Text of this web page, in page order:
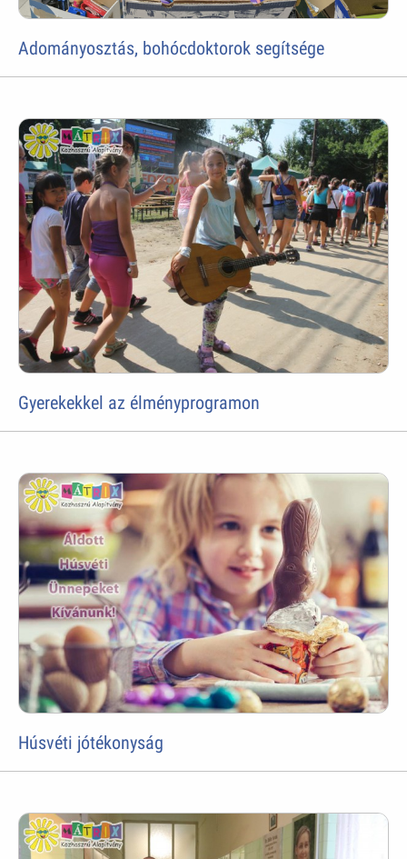
Adományosztás, bohócdoktorok segítsége
Gyerekekkel az élményprogramon
Húsvéti jótékonyság